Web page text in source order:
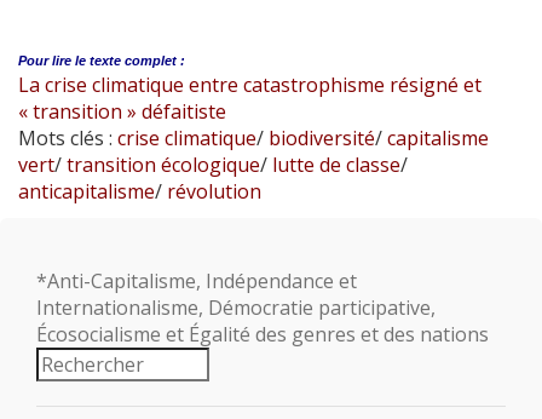
Pour lire le texte complet :
La crise climatique entre catastrophisme résigné et
« transition » défaitiste
Mots clés : crise climatique/ biodiversité/capitalisme
vert/transition écologique/ lutte de classe/
anticapitalisme/ révolution
*Anti-Capitalisme, Indépendance et
Internationalisme, Démocratie participative,
Écosocialisme et Égalité des genres et des nations